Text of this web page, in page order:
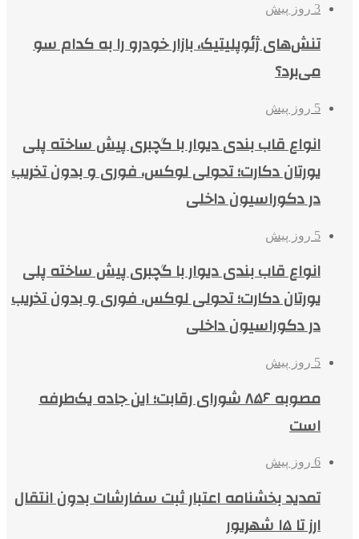
3 روز پیش
تنش‌های ژئوپلیتیک، بازار خودرو را به کدام سو
می‌برد؟
5 روز پیش
انواع قاب بندی دیوار با گچبری پیش ساخته پلی
یورتان دکارت؛ تحولی لوکس، فوری و بدون تخریب
در دکوراسیون داخلی
5 روز پیش
انواع قاب بندی دیوار با گچبری پیش ساخته پلی
یورتان دکارت؛ تحولی لوکس، فوری و بدون تخریب
در دکوراسیون داخلی
5 روز پیش
مصوبه ۸۵۶ شورای رقابت؛ این جاده یک‌طرفه
است
6 روز پیش
تمدید بخشنامه اعتبار ثبت سفارشات بدون انتقال
ارز تا ۱۵ شهریور